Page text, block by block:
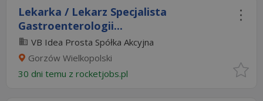
Lekarka / Lekarz Specjalista
Gastroenterologii...
VB Idea Prosta Spółka Akcyjna
Gorzów Wielkopolski
30 dni temu z rocketjobs.pl